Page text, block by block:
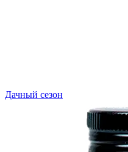
Дачный сезон